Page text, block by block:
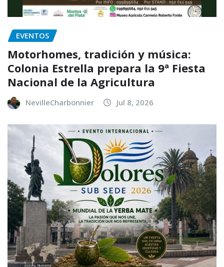
EVENTOS
Motorhomes, tradición y música:
Colonia Estrella prepara la 9ª Fiesta
Nacional de la Agricultura
NevilleCharbonnier Jul 8, 2026